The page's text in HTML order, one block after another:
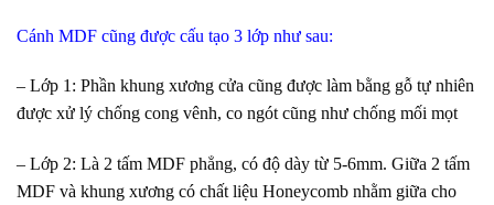
Cánh MDF cũng được cấu tạo 3 lớp như sau:
– Lớp 1: Phần khung xương cửa cũng được làm bằng gỗ tự nhiên
được xử lý chống cong vênh, co ngót cũng như chống mối mọt
– Lớp 2: Là 2 tấm MDF phẳng, có độ dày từ 5-6mm. Giữa 2 tấm
MDF và khung xương có chất liệu Honeycomb nhằm giữa cho